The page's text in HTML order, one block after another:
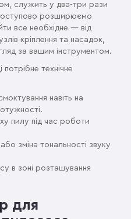
служить у два-три рази
розширюємо
все необхідне — від
кріплення та насадок,
за вашим інструментом.
технічне
навіть на
пилу під час роботи
зміна тональності звуку
в зоні розташування
для